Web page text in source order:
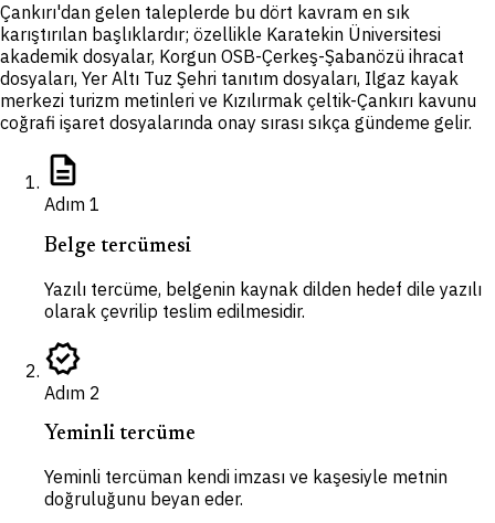
Çankırı'dan gelen taleplerde bu dört kavram en sık
karıştırılan başlıklardır; özellikle Karatekin Üniversitesi
akademik dosyalar, Korgun OSB-Çerkeş-Şabanözü ihracat
dosyaları, Yer Altı Tuz Şehri tanıtım dosyaları, Ilgaz kayak
merkezi turizm metinleri ve Kızılırmak çeltik-Çankırı kavunu
coğrafi işaret dosyalarında onay sırası sıkça gündeme gelir.
description
Adım 1
Belge tercümesi
Yazılı tercüme, belgenin kaynak dilden hedef dile yazılı
olarak çevrilip teslim edilmesidir.
verified
Adım 2
Yeminli tercüme
Yeminli tercüman kendi imzası ve kaşesiyle metnin
doğruluğunu beyan eder.